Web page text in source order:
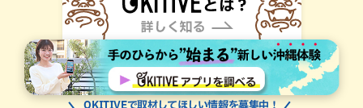
OKITIVEで取材してほしい情報を募集中！